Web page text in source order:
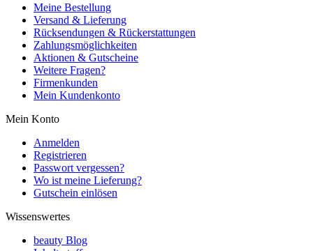
Meine Bestellung
Versand & Lieferung
Rücksendungen & Rückerstattungen
Zahlungsmöglichkeiten
Aktionen & Gutscheine
Weitere Fragen?
Firmenkunden
Mein Kundenkonto
Mein Konto
Anmelden
Registrieren
Passwort vergessen?
Wo ist meine Lieferung?
Gutschein einlösen
Wissenswertes
beauty Blog